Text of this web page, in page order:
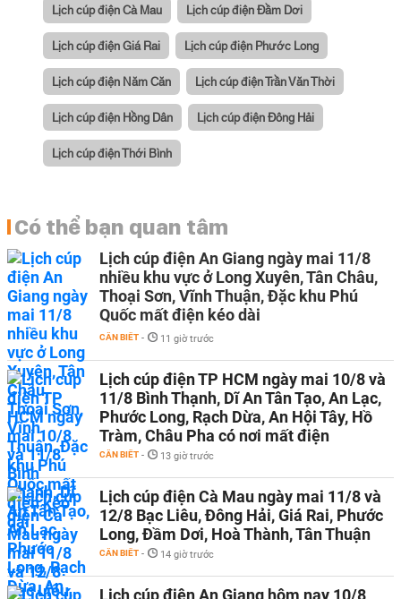
Lịch cúp điện Cà Mau Lịch cúp điện Đầm Dơi
Lịch cúp điện Giá Rai Lịch cúp điện Phước Long
Lịch cúp điện Năm Căn Lịch cúp điện Trần Văn Thời
Lịch cúp điện Hồng Dân Lịch cúp điện Đông Hải
Lịch cúp điện Thới Bình
Có thể bạn quan tâm
Lịch cúp điện An Giang ngày mai 11/8
nhiều khu vực ở Long Xuyên, Tân Châu,
Thoại Sơn, Vĩnh Thuận, Đặc khu Phú
Quốc mất điện kéo dài
CẦN BIẾT - 11 giờ trước
Lịch cúp điện TP HCM ngày mai 10/8 và
11/8 Bình Thạnh, Dĩ An Tân Tạo, An Lạc,
Phước Long, Rạch Dừa, An Hội Tây, Hồ
Tràm, Châu Pha có nơi mất điện
CẦN BIẾT - 13 giờ trước
Lịch cúp điện Cà Mau ngày mai 11/8 và
12/8 Bạc Liêu, Đông Hải, Giá Rai, Phước
Long, Đầm Dơi, Hoà Thành, Tân Thuận
CẦN BIẾT - 14 giờ trước
Lịch cúp điện An Giang hôm nay 10/8